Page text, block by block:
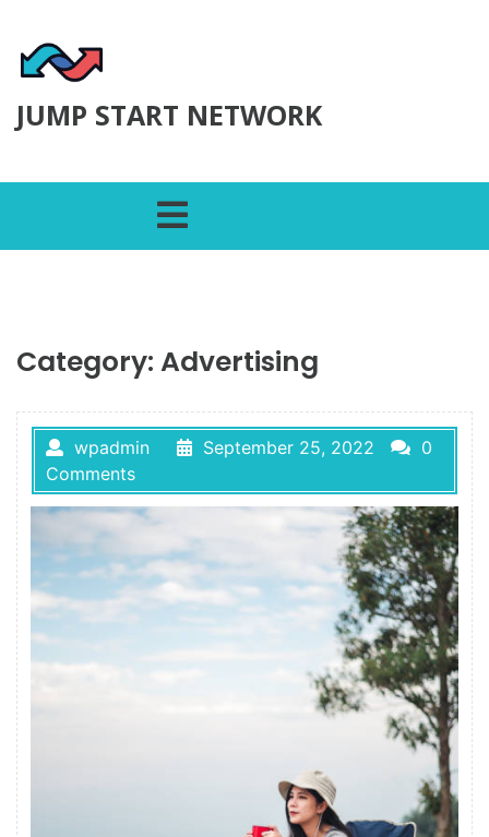
JUMP START NETWORK
Category: Advertising
wpadmin September 25, 2022
0
Comments